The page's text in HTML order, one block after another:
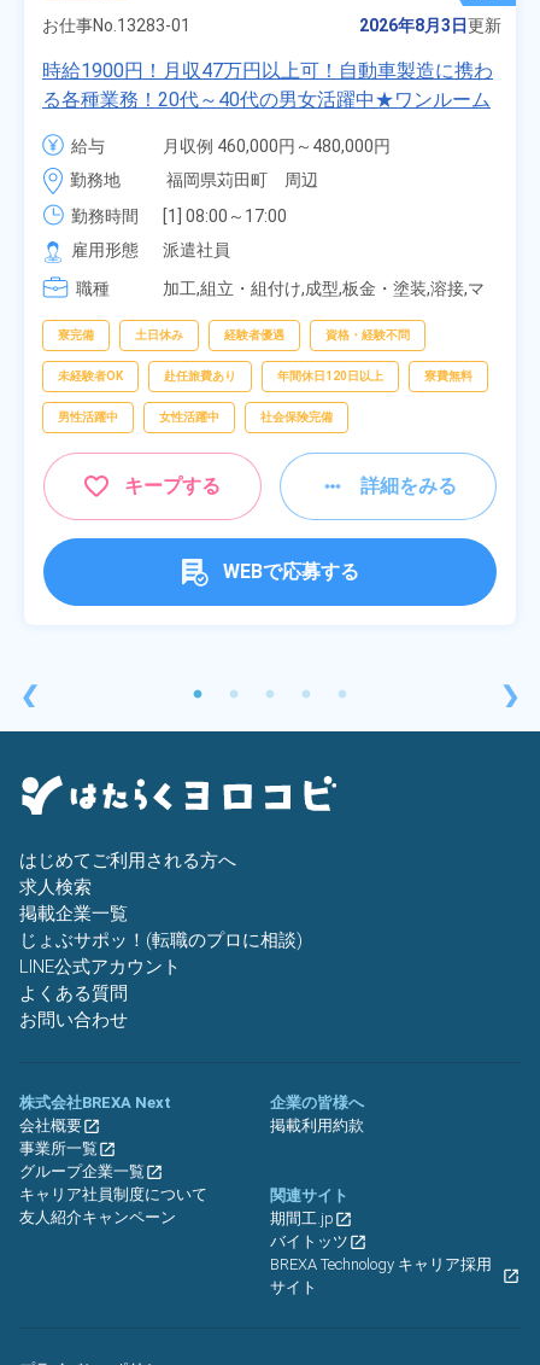
❮
お仕事No. 13283-01 2026年8月3日更新
時給1900円！月収47万円以上可！自動車製造に携わ
る各種業務！20代～40代の男女活躍中★ワンルーム
寮無料！マイカー通勤OK！無料駐車場あり！赴任旅
費会社負担！社員食堂あり！日払いあり！土日休
み！特別賞与90万円支給！《福岡県京都郡苅田町》
給与
月収例 460,000円～480,000円
時給 1,900円～1,900円
勤務地
福岡県苅田町　周辺
勤務時間
[1] 08:00～17:00
[2] 20:00～05:00
[3] 06:30～15:00
[4] 14:30～23:00
雇用形態
派遣社員
職種
加工,組立・組付け,成型,板金・塗装,溶接,マ
査,物流・配送
寮完備 土日休み 経験者優遇 資格・経験不問
未経験者OK 赴任旅費あり 年間休日120日以上 寮費無料
男性活躍中 女性活躍中 社会保険完備
キープする 詳細をみる
WEBで応募する
❯
はじめてご利用される方へ
求人検索
掲載企業一覧
じょぶサポッ！(転職のプロに相談)
LINE公式アカウント
よくある質問
お問い合わせ
株式会社BREXA Next
会社概要
事業所一覧
グループ企業一覧
キャリア社員制度について
友人紹介キャンペーン
企業の皆様へ
掲載利用約款
関連サイト
期間工.jp
バイトッツ
BREXA Technology キャリア採用
サイト